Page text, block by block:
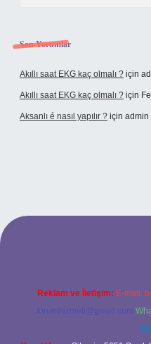
Son Yorumlar
Akıllı saat EKG kaç olmalı ? için
Akıllı saat EKG kaç olmalı ? için
Aksanlı é nasıl yapılır ? için admin
Reklam ve İletişim: E-mail:
forumhizmeti@gmail.com